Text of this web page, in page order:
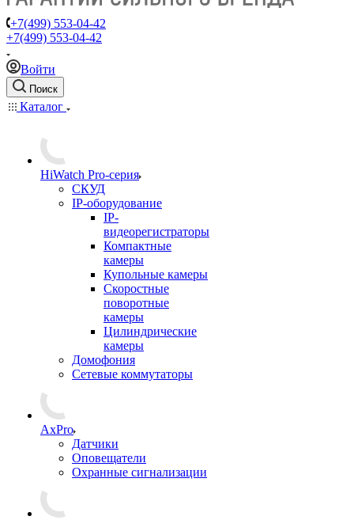
+7(499) 553-04-42
+7(499) 553-04-42
Войти
Поиск
Каталог
HiWatch Pro-серия
CКУД
IP-оборудование
IP-
видеорегистраторы
Компактные
камеры
Купольные камеры
Скоростные
поворотные
камеры
Цилиндрические
камеры
Домофония
Сетевые коммутаторы
AxPro
Датчики
Оповещатели
Охранные сигнализации